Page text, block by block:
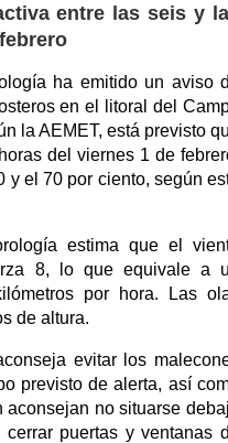
entre las seis y
ha emitido un aviso
en el litoral del
la AEMET, está previsto
del viernes 1 de
y el 70 por ciento, según
estima que el
8, lo que equivale a
por hora. Las
de altura.
evitar los
previsto de alerta, así
aconsejan no situarse
puertas y ventanas